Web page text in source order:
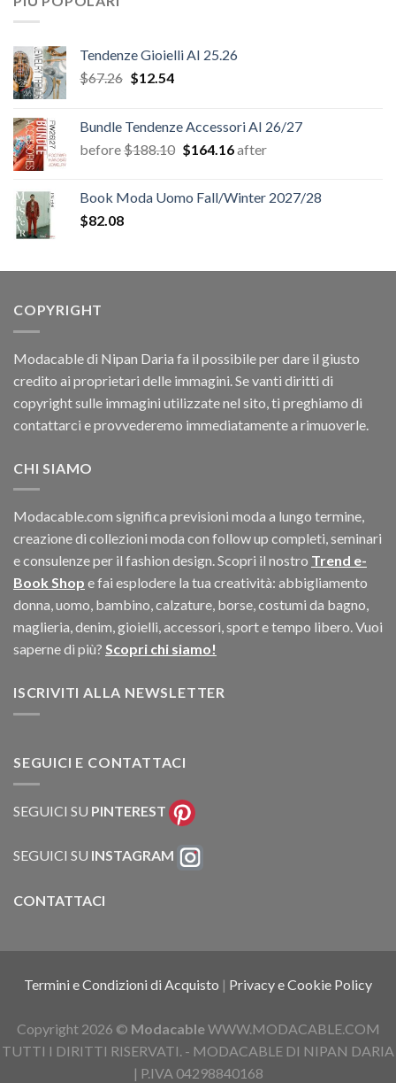
Tendenze Gioielli AI 25.26
$67.26 Il
era:
$67.26.
$12.54Il
è:
$12.54.
Bundle Tendenze Accessori AI 26/27
before$188.10 Il
era:
$164.16Il
è:
after
Book Moda Uomo Fall/Winter 2027/28
$82.08
COPYRIGHT
Modacable di Nipan Daria fa il possibile per dare il giusto
credito ai proprietari delle immagini. Se vanti diritti di
copyright sulle immagini utilizzate nel sito, ti preghiamo di
contattarci e provvederemo immediatamente a rimuoverle.
CHI SIAMO
Modacable.com significa previsioni moda a lungo termine,
creazione di collezioni moda con follow up completi, seminari
e consulenze per il fashion design. Scopri il nostro Trend e-
Book Shop e fai esplodere la tua creatività: abbigliamento
donna, uomo, bambino, calzature, borse, costumi da bagno,
maglieria, denim, gioielli, accessori, sport e tempo libero. Vuoi
saperne di più? Scopri chi siamo!
ISCRIVITI ALLA NEWSLETTER
SEGUICI E CONTATTACI
SEGUICI SU PINTEREST
SEGUICI SU INSTAGRAM
CONTATTACI
Termini e Condizioni di Acquisto | Privacy e Cookie Policy
Copyright 2026 © ModacableWWW.MODACABLE.COM
TUTTI I DIRITTI RISERVATI. - MODACABLE DI NIPAN DARIA
| P.IVA 04298840168